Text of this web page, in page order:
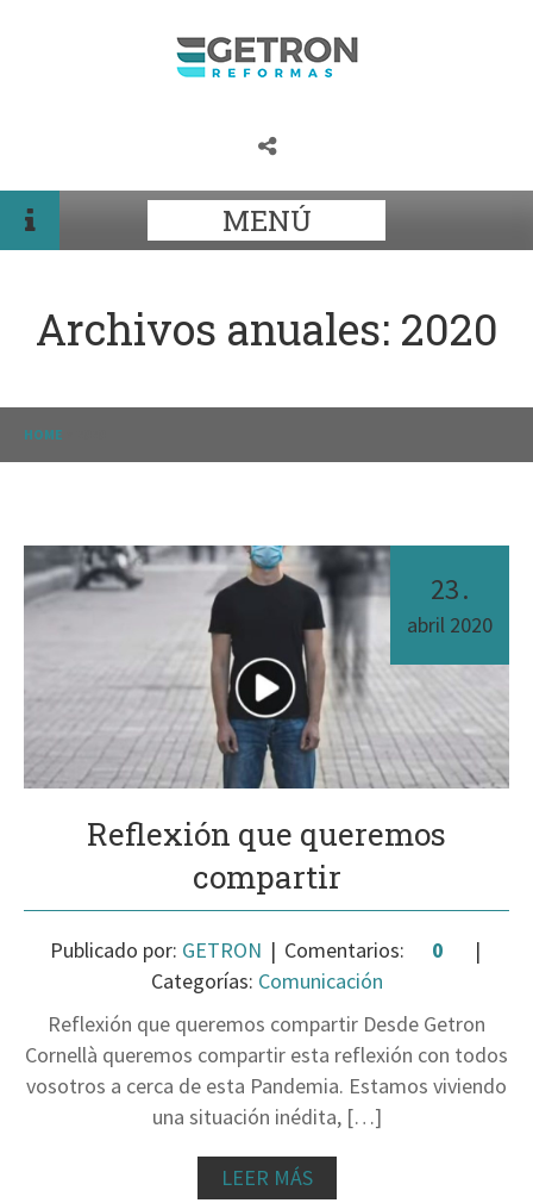
MENÚ
Archivos anuales: 2020
HOME
Reflexión que queremos
compartir
23.
abril 2020
Publicado por: GETRON Comentarios:
0
Categorías: Comunicación
Reflexión que queremos compartir Desde Getron
Cornellà queremos compartir esta reflexión con todos
vosotros a cerca de esta Pandemia. Estamos viviendo
una situación inédita, […]
LEER MÁS